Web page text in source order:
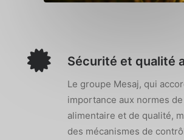
Sécurité et qualité
Le groupe Mesaj, qui
importance aux normes
alimentaire et de qualité,
des mécanismes de